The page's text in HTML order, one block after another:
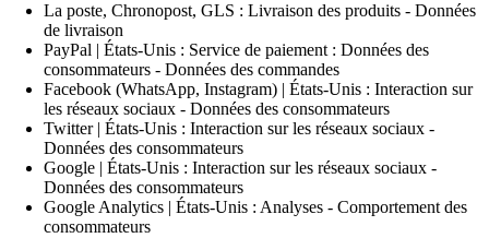
La poste, Chronopost, GLS : Livraison des produits - Données
de livraison
PayPal | États-Unis : Service de paiement : Données des
consommateurs - Données des commandes
Facebook (WhatsApp, Instagram) | États-Unis : Interaction sur
les réseaux sociaux - Données des consommateurs
Twitter | États-Unis : Interaction sur les réseaux sociaux -
Données des consommateurs
Google | États-Unis : Interaction sur les réseaux sociaux -
Données des consommateurs
Google Analytics | États-Unis : Analyses - Comportement des
consommateurs